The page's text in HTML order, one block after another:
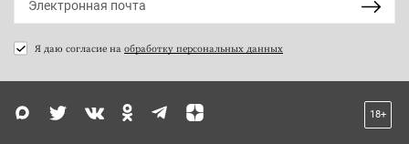
Я даю согласие на обработку персональных данных
18+